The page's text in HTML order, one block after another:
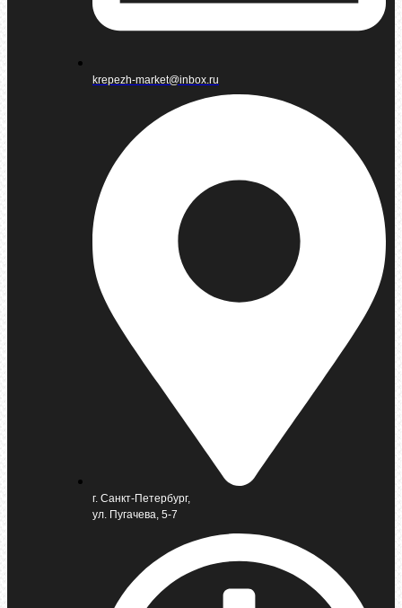
krepezh-market@inbox.ru
г. Санкт-Петербург,
ул. Пугачева, 5-7